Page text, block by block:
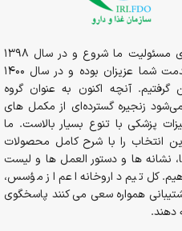
از سال 1394در قالب داروخانه حضوری مسئولیت ما شروع و در سال 1398
داروخانه به صورت شبانه روزی در خدمت شما عزیزان بوده و در سال 1400
گرفتیم. آنچه اکنون به عنوان گروه
می‌شود زنجیره گسترده‌ای از مکمل های
پزشکی با تنوع بسیار بالاست. ما
انتخاب را با شرح کامل محصولات
نشانه ها و دستور العمل ها و لیست
کل تیم داروخانه اعم از مؤسس،
همواره سعی می کنند پاسخگوی
دهند.